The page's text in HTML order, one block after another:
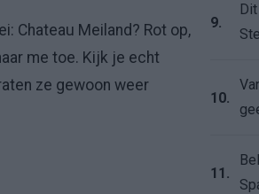
Chateau Meiland? Rot op,
me toe. Kijk je echt
ze gewoon weer
9.
10.
11.